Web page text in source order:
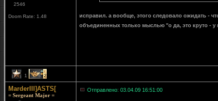
2546
Doom Rate: 1.48
исправил. а вообще, этого следовало ожидать -
объединенных только мыслью "о да, это круто - у
1 2
MarderIII]ASTS[
= Sergeant Major =
Отправлено: 03.04.09 16:51:00